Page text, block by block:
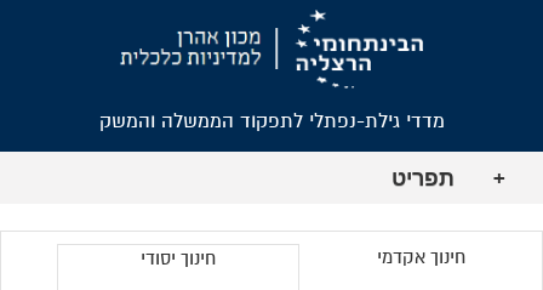
מדדי גילת-נפתלי לתפקוד הממשלה והמשק
+ תפריט
חינוך אקדמי חינוך יסודי